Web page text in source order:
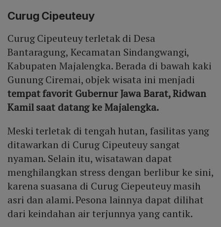
Curug Cipeuteuy
Curug Cipeuteuy terletak di Desa
Bantaragung, Kecamatan Sindangwangi,
Kabupaten Majalengka. Berada di bawah kaki
Gunung Ciremai, objek wisata ini menjadi
tempat favorit Gubernur Jawa Barat, Ridwan
Kamil saat datang ke Majalengka.
Meski terletak di tengah hutan, fasilitas yang
ditawarkan di Curug Cipeuteuy sangat
nyaman. Selain itu, wisatawan dapat
menghilangkan stress dengan berlibur ke sini,
karena suasana di Curug Ciepeuteuy masih
asri dan alami. Pesona lainnya dapat dilihat
dari keindahan air terjunnya yang cantik.